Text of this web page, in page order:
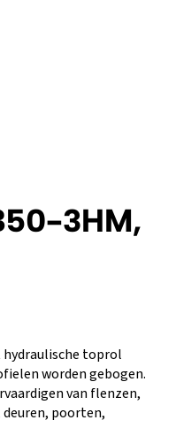
3HM,
hydraulische toprol
worden gebogen.
van flenzen,
poorten,